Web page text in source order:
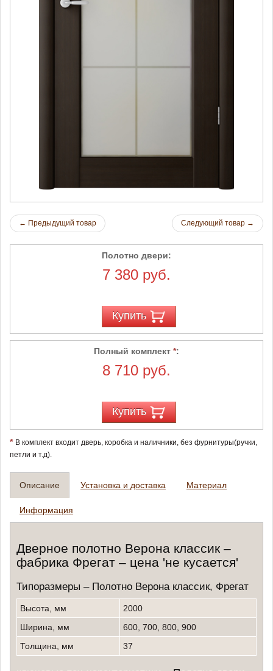
← Предыдущий товар Следующий товар →
Полотно двери:
7 380 руб.
Купить
Полный комплект *:
8 710 руб.
Купить
* В комплект входит дверь, коробка и наличники, без фурнитуры(ручки,
петли и т.д).
Описание Установка и доставка Материал
Информация
Дверное полотно Верона классик –
фабрика Фрегат – цена 'не кусается'
Типоразмеры – Полотно Верона классик, Фрегат
Высота, мм
2000
Ширина, мм
600, 700, 800, 900
Толщина, мм
37